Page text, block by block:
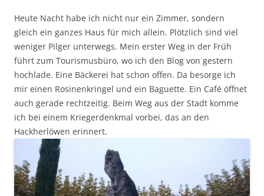
Heute Nacht habe ich nicht nur ein Zimmer, sondern
gleich ein ganzes Haus für mich allein. Plötzlich sind viel
weniger Pilger unterwegs. Mein erster Weg in der Früh
führt zum Tourismusbüro, wo ich den Blog von gestern
hochlade. Eine Bäckerei hat schon offen. Da besorge ich
mir einen Rosinenkringel und ein Baguette. Ein Café öffnet
auch gerade rechtzeitig. Beim Weg aus der Stadt komme
ich bei einem Kriegerdenkmal vorbei, das an den
Hackherlöwen erinnert.